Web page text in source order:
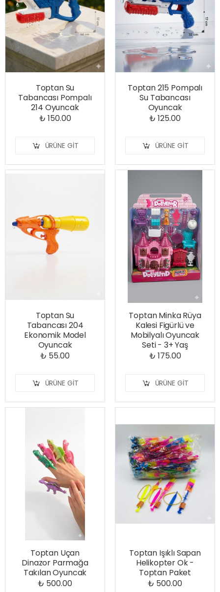
Toptan Su
Tabancası Pompalı
214 Oyuncak
₺ 150.00
ÜRÜNE GIT
Toptan 215 Pompalı
Su Tabancası
Oyuncak
₺ 125.00
ÜRÜNE GIT
Toptan Su
Tabancası 204
Ekonomik Model
Oyuncak
₺ 55.00
ÜRÜNE GIT
Toptan Minka Rüya
Kalesi Figürlü ve
Mobilyalı Oyuncak
Seti - 3+ Yaş
₺ 175.00
ÜRÜNE GIT
Toptan Uçan
Dinazor Parmağa
Takılan Oyuncak
₺ 500.00
Toptan Işıklı Sapan
Helikopter Ok -
Toptan Paket
₺ 500.00